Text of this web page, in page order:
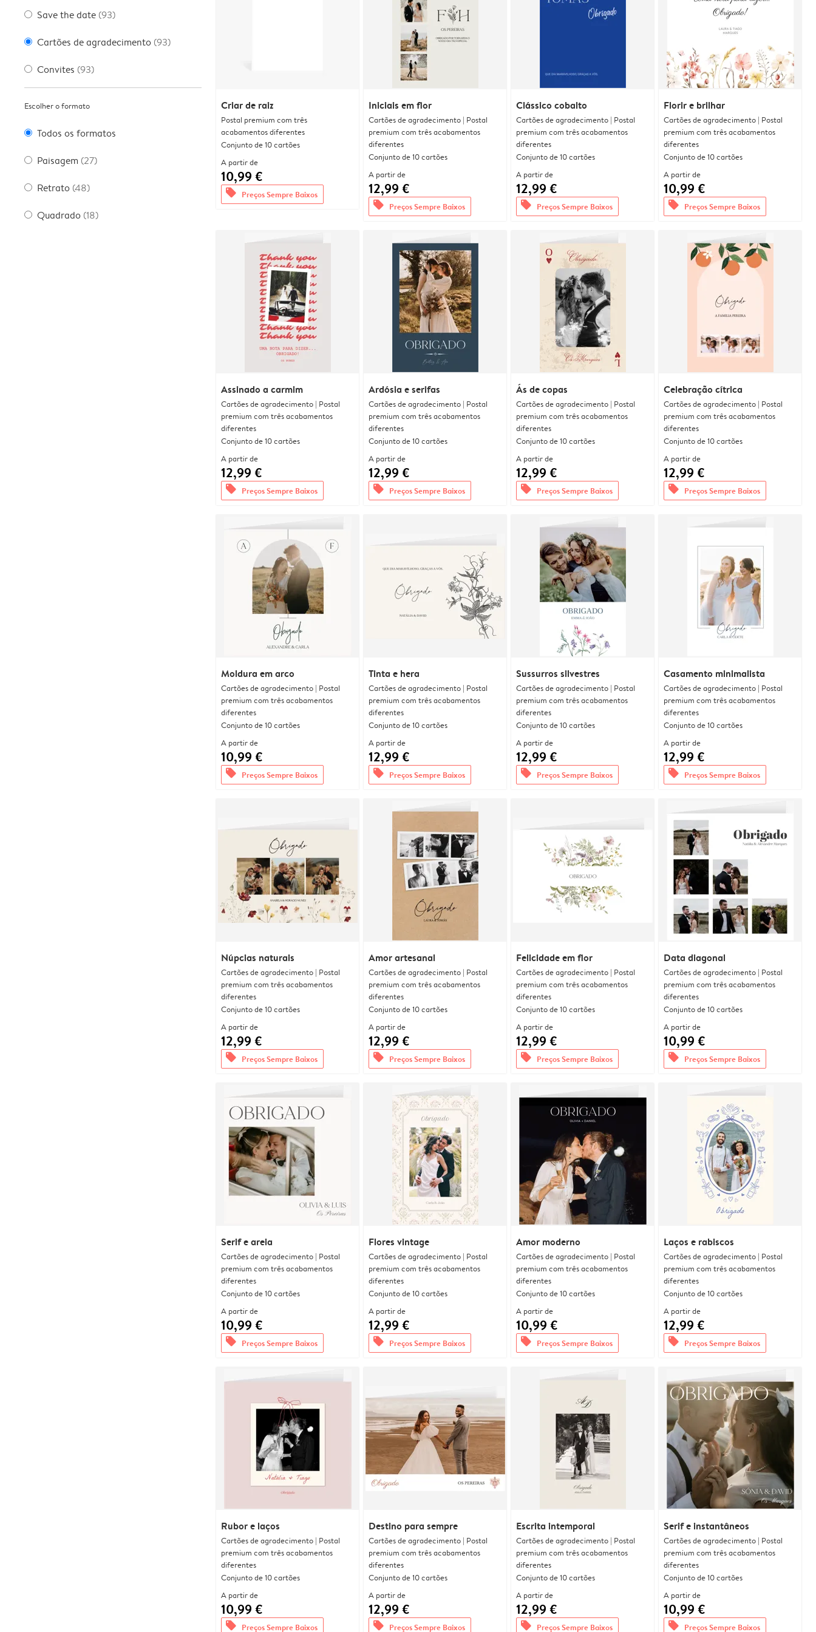
Save the date (93)
Cartões de agradecimento (93)
Convites (93)
Escolher o formato
Todos os formatos
Paisagem (27)
Retrato (48)
Quadrado (18)
Criar de raiz
Postal premium com três
acabamentos diferentes
Conjunto de 10 cartões
A partir de
10,99 €
offers Preços Sempre Baixos
Iniciais em flor
Cartões de agradecimento | Postal
premium com três acabamentos
diferentes
Conjunto de 10 cartões
A partir de
12,99 €
offers Preços Sempre Baixos
Clássico cobalto
Cartões de agradecimento | Postal
premium com três acabamentos
diferentes
Conjunto de 10 cartões
A partir de
12,99 €
offers Preços Sempre Baixos
Florir e brilhar
Cartões de agradecimento | Postal
premium com três acabamentos
diferentes
Conjunto de 10 cartões
A partir de
10,99 €
offers Preços Sempre Baixos
Assinado a carmim
Cartões de agradecimento | Postal
premium com três acabamentos
diferentes
Conjunto de 10 cartões
A partir de
12,99 €
offers Preços Sempre Baixos
Ardósia e serifas
Cartões de agradecimento | Postal
premium com três acabamentos
diferentes
Conjunto de 10 cartões
A partir de
12,99 €
offers Preços Sempre Baixos
Ás de copas
Cartões de agradecimento | Postal
premium com três acabamentos
diferentes
Conjunto de 10 cartões
A partir de
12,99 €
offers Preços Sempre Baixos
Celebração cítrica
Cartões de agradecimento | Postal
premium com três acabamentos
diferentes
Conjunto de 10 cartões
A partir de
12,99 €
offers Preços Sempre Baixos
Moldura em arco
Cartões de agradecimento | Postal
premium com três acabamentos
diferentes
Conjunto de 10 cartões
A partir de
10,99 €
offers Preços Sempre Baixos
Tinta e hera
Cartões de agradecimento | Postal
premium com três acabamentos
diferentes
Conjunto de 10 cartões
A partir de
12,99 €
offers Preços Sempre Baixos
Sussurros silvestres
Cartões de agradecimento | Postal
premium com três acabamentos
diferentes
Conjunto de 10 cartões
A partir de
12,99 €
offers Preços Sempre Baixos
Casamento minimalista
Cartões de agradecimento | Postal
premium com três acabamentos
diferentes
Conjunto de 10 cartões
A partir de
12,99 €
offers Preços Sempre Baixos
Núpcias naturais
Cartões de agradecimento | Postal
premium com três acabamentos
diferentes
Conjunto de 10 cartões
A partir de
12,99 €
offers Preços Sempre Baixos
Amor artesanal
Cartões de agradecimento | Postal
premium com três acabamentos
diferentes
Conjunto de 10 cartões
A partir de
12,99 €
offers Preços Sempre Baixos
Felicidade em flor
Cartões de agradecimento | Postal
premium com três acabamentos
diferentes
Conjunto de 10 cartões
A partir de
12,99 €
offers Preços Sempre Baixos
Data diagonal
Cartões de agradecimento | Postal
premium com três acabamentos
diferentes
Conjunto de 10 cartões
A partir de
10,99 €
offers Preços Sempre Baixos
Serif e areia
Cartões de agradecimento | Postal
premium com três acabamentos
diferentes
Conjunto de 10 cartões
A partir de
10,99 €
offers Preços Sempre Baixos
Flores vintage
Cartões de agradecimento | Postal
premium com três acabamentos
diferentes
Conjunto de 10 cartões
A partir de
12,99 €
offers Preços Sempre Baixos
Amor moderno
Cartões de agradecimento | Postal
premium com três acabamentos
diferentes
Conjunto de 10 cartões
A partir de
10,99 €
offers Preços Sempre Baixos
Laços e rabiscos
Cartões de agradecimento | Postal
premium com três acabamentos
diferentes
Conjunto de 10 cartões
A partir de
12,99 €
offers Preços Sempre Baixos
Rubor e laços
Cartões de agradecimento | Postal
premium com três acabamentos
diferentes
Conjunto de 10 cartões
A partir de
10,99 €
offers Preços Sempre Baixos
Destino para sempre
Cartões de agradecimento | Postal
premium com três acabamentos
diferentes
Conjunto de 10 cartões
A partir de
12,99 €
offers Preços Sempre Baixos
Escrita intemporal
Cartões de agradecimento | Postal
premium com três acabamentos
diferentes
Conjunto de 10 cartões
A partir de
12,99 €
offers Preços Sempre Baixos
Serif e instantâneos
Cartões de agradecimento | Postal
premium com três acabamentos
diferentes
Conjunto de 10 cartões
A partir de
10,99 €
offers Preços Sempre Baixos